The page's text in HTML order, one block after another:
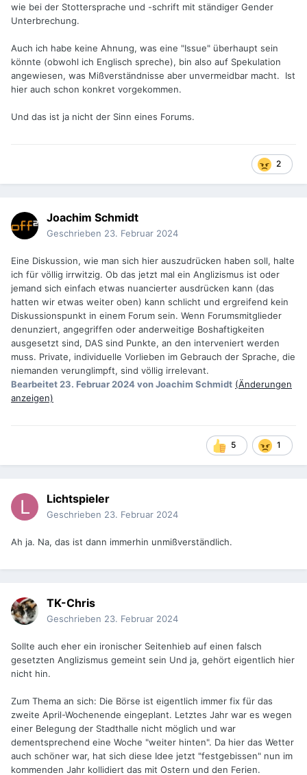
wie bei der Stottersprache und -schrift mit ständiger Gender
Unterbrechung.
Auch ich habe keine Ahnung, was eine "Issue" überhaupt sein
könnte (obwohl ich Englisch spreche), bin also auf Spekulation
angewiesen, was Mißverständnisse aber unvermeidbar macht. Ist
hier auch schon konkret vorgekommen.
Und das ist ja nicht der Sinn eines Forums.
2
Joachim Schmidt
Geschrieben 23. Februar 2024
Eine Diskussion, wie man sich hier auszudrücken haben soll, halte
ich für völlig irrwitzig. Ob das jetzt mal ein Anglizismus ist oder
jemand sich einfach etwas nuancierter ausdrücken kann (das
hatten wir etwas weiter oben) kann schlicht und ergreifend kein
Diskussionspunkt in einem Forum sein. Wenn Forumsmitglieder
denunziert, angegriffen oder anderweitige Boshaftigkeiten
ausgesetzt sind, DAS sind Punkte, an den interveniert werden
muss. Private, individuelle Vorlieben im Gebrauch der Sprache, die
niemanden verunglimpft, sind völlig irrelevant.
Bearbeitet23. Februar 2024von Joachim Schmidt (Änderungen
anzeigen)
5 1
Lichtspieler
Geschrieben 23. Februar 2024
Ah ja. Na, das ist dann immerhin unmißverständlich.
TK-Chris
Geschrieben 23. Februar 2024
Sollte auch eher ein ironischer Seitenhieb auf einen falsch
gesetzten Anglizismus gemeint sein Und ja, gehört eigentlich hier
nicht hin.
Zum Thema an sich: Die Börse ist eigentlich immer fix für das
zweite April-Wochenende eingeplant. Letztes Jahr war es wegen
einer Belegung der Stadthalle nicht möglich und war
dementsprechend eine Woche "weiter hinten". Da hier das Wetter
auch schöner war, hat sich diese Idee jetzt "festgebissen" nun im
kommenden Jahr kollidiert das mit Ostern und den Ferien.